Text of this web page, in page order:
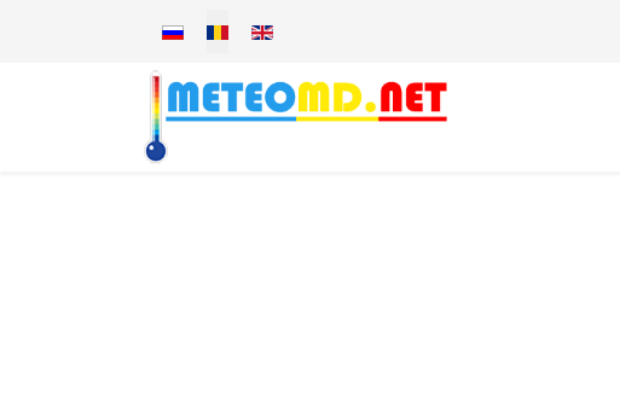
Selectați limba dvs